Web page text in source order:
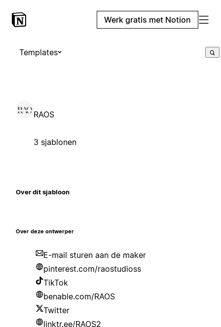
Werk gratis met Notion
Templates
RAOS
3 sjablonen
Over dit sjabloon
Over deze ontwerper
E-mail sturen aan de maker
pinterest.com/raostudioss
TikTok
benable.com/RAOS
Twitter
linktr.ee/RAOS2